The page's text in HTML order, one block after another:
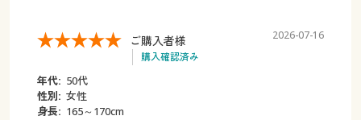
ご購入者様
購入確認済み
2026-07-16
年代: 50代
性別: 女性
身長: 165～170cm